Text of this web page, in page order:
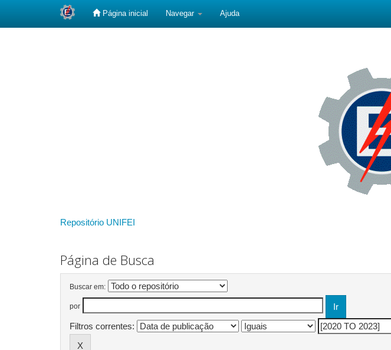
Página inicial Navegar Ajuda
Repositório UNIFEI
Página de Busca
Buscar em:
por
Filtros correntes: